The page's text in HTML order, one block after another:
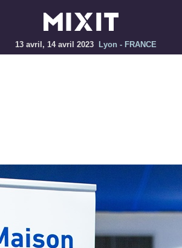
13 avril, 14 avril 2023 Lyon - FRANCE